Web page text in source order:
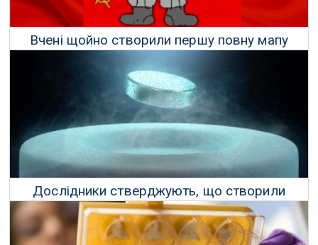
Вчені щойно створили першу повну мапу
мозку комахи
14 Березня 2023 р.
Дослідники стверджують, що створили
надпровідники за кімнатної температури
10 Березня 2023 р.